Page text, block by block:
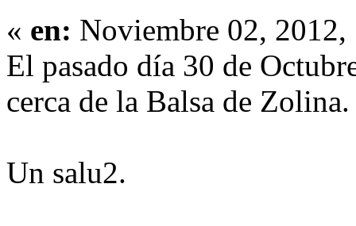
« en: Noviembre 02,
El pasado día 30 de
cerca de la Balsa de Zolina.
Un salu2.